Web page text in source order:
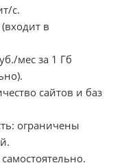
с.
в
мес за 1 Гб
сайтов и баз
ограничены